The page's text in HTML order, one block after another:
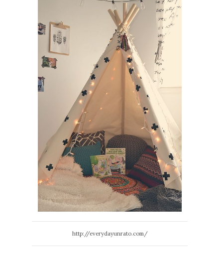
http://everydayunrato.com/